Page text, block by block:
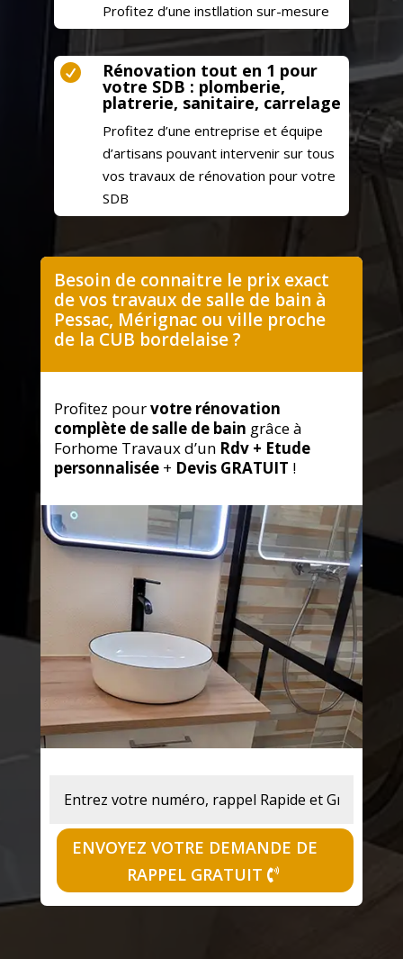
Profitez d’une instllation sur-mesure
 Rénovation tout en 1 pour
votre SDB : plomberie,
platrerie, sanitaire, carrelage
Profitez d’une entreprise et équipe
d’artisans pouvant intervenir sur tous
vos travaux de rénovation pour votre
SDB
Besoin de connaitre le prix exact
de vos travaux de salle de bain à
Pessac, Mérignac ou ville proche
de la CUB bordelaise ?
Profitez pourvotre rénovation
complète de salle de bain grâce à
Forhome Travaux d’un Rdv + Etude
personnalisée+ Devis GRATUIT !
ENVOYEZ VOTRE DEMANDE DE
RAPPEL GRATUIT